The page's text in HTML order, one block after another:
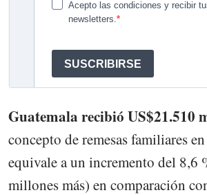
Guatemala recibió US$21.510
concepto de remesas familiares
equivale a un incremento del 8,6
millones más) en comparación